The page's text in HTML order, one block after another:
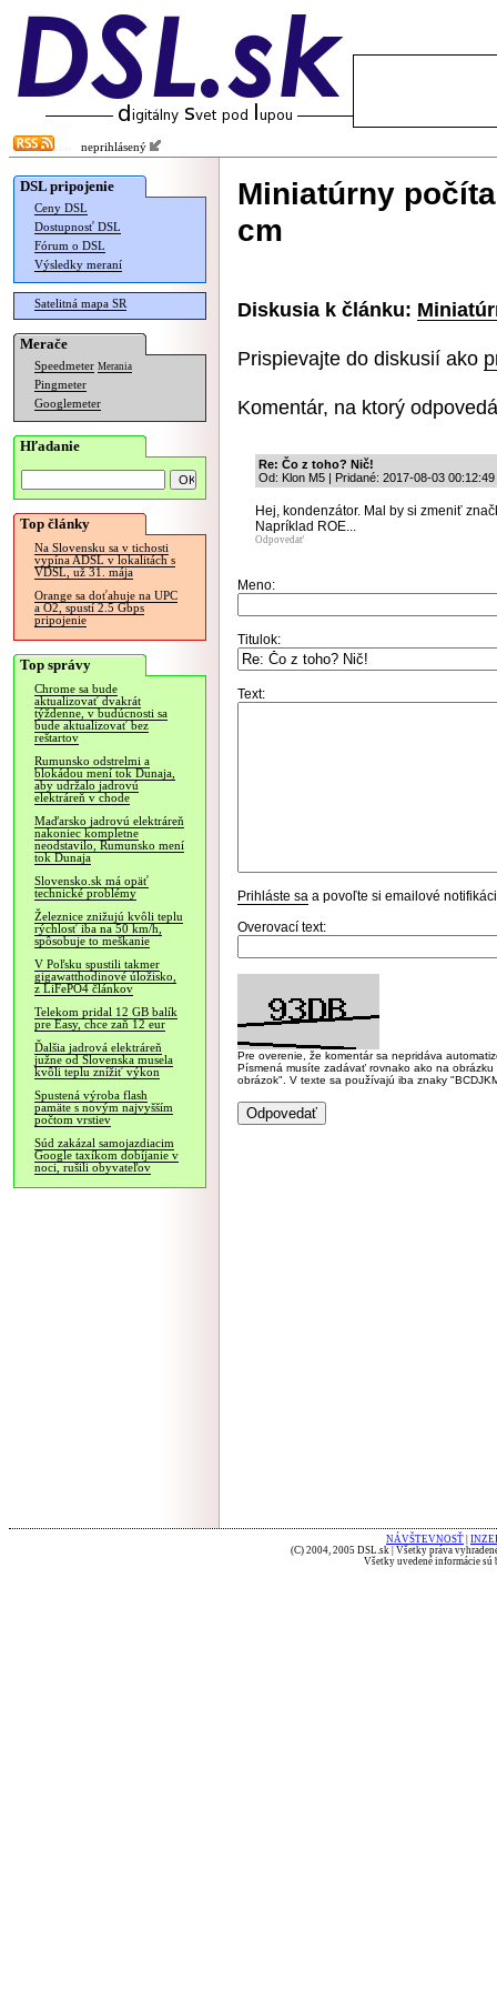
neprihlásený
DSL pripojenie
Ceny DSL
Dostupnosť DSL
Fórum o DSL
Výsledky meraní
Satelitná mapa SR
Merače
Speedmeter Merania
Pingmeter
Googlemeter
Hľadanie
Top články
Na Slovensku sa v tichosti
vypína ADSL v lokalitách s
VDSL, už 31. mája
Orange sa doťahuje na UPC
a O2, spustí 2.5 Gbps
pripojenie
Top správy
Chrome sa bude
aktualizovať dvakrát
týždenne, v budúcnosti sa
bude aktualizovať bez
reštartov
Rumunsko odstrelmi a
blokádou mení tok Dunaja,
aby udržalo jadrovú
elektráreň v chode
Maďarsko jadrovú elektráreň
nakoniec kompletne
neodstavilo, Rumunsko mení
tok Dunaja
Slovensko.sk má opäť
technické problémy
Železnice znižujú kvôli teplu
rýchlosť iba na 50 km/h,
spôsobuje to meškanie
V Poľsku spustili takmer
gigawatthodinové úložisko,
z LiFePO4 článkov
Telekom pridal 12 GB balík
pre Easy, chce zaň 12 eur
Ďalšia jadrová elektráreň
južne od Slovenska musela
kvôli teplu znížiť výkon
Spustená výroba flash
pamäte s novým najvyšším
počtom vrstiev
Súd zakázal samojazdiacim
Google taxíkom dobíjanie v
noci, rušili obyvateľov
Miniatúrny
cm
Diskusia k článku:
Prispievajte do diskusií ako
Komentár, na ktorý
Re: Čo z toho? Nič!
Od: Klon M5 | Pridané: 2017-08-03 00:12:49
Hej, kondenzátor. Mal by si zmeniť
Napríklad ROE...
Odpovedať
Meno:
Titulok:
Text:
Prihláste sa a povoľte si emailové
Overovací text:
Pre overenie, že komentár sa nepridáva
Písmená musíte zadávať rovnako ako na
obrázok". V texte sa používajú iba znaky
NÁVŠTEVNOSŤ
(C) 2004, 2005 DSL.sk | Všetky práva
Všetky uvedené informácie sú